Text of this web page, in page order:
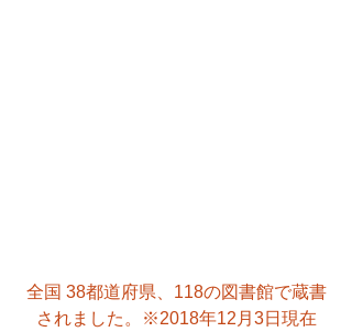
全国 38都道府県、118の図書館で蔵書
されました。※2018年12月3日現在